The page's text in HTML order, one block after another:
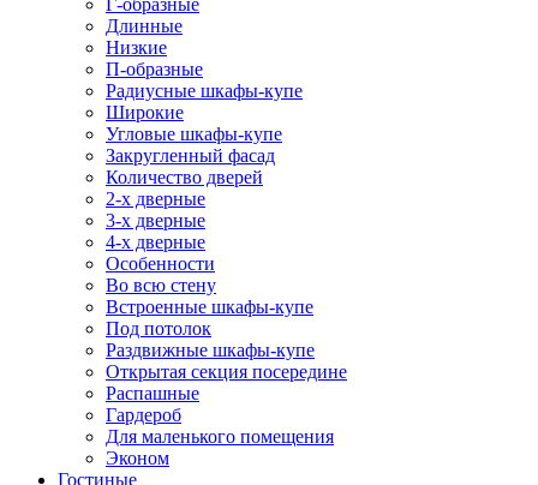
Г-образные
Длинные
Низкие
П-образные
Радиусные шкафы-купе
Широкие
Угловые шкафы-купе
Закругленный фасад
Количество дверей
2-х дверные
3-х дверные
4-х дверные
Особенности
Во всю стену
Встроенные шкафы-купе
Под потолок
Раздвижные шкафы-купе
Открытая секция посередине
Распашные
Гардероб
Для маленького помещения
Эконом
Гостиные